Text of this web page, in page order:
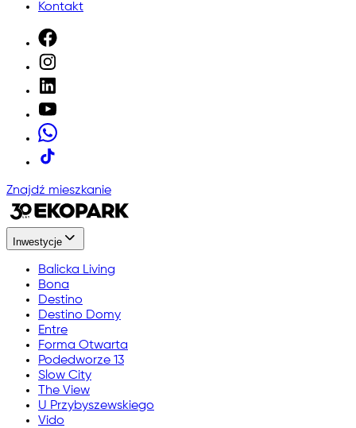
Kontakt
Znajdź mieszkanie
Inwestycje
Balicka Living
Bona
Destino
Destino Domy
Entre
Forma Otwarta
Podedworze 13
Slow City
The View
U Przybyszewskiego
Vido